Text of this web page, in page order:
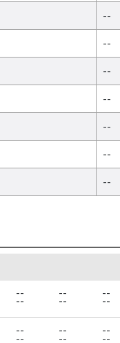
--
--
--
--
--
--
--
--
--
--
--
--
--
--
--
--
--
--
--